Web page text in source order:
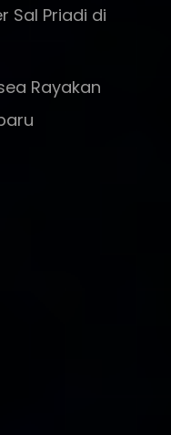
Sal Priadi di
Rayakan